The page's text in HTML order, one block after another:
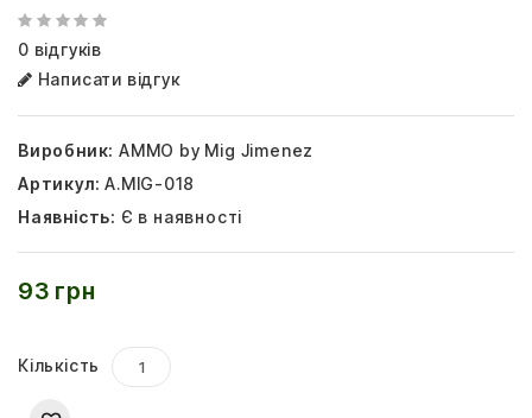
0 відгуків
Написати відгук
Виробник: AMMO by Mig Jimenez
Артикул: A.MIG-018
Наявність: Є в наявності
93 грн
Кількість